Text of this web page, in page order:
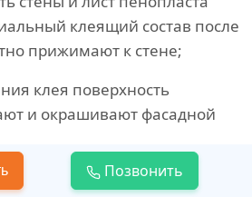
клеящий состав после
прижимают к стене;
клея поверхность
и окрашивают фасадной
Позвонить